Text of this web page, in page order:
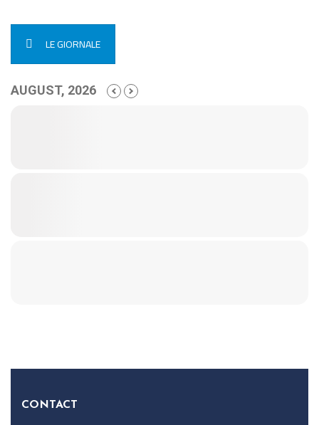
LE GIORNALE
AUGUST, 2026
CONTACT